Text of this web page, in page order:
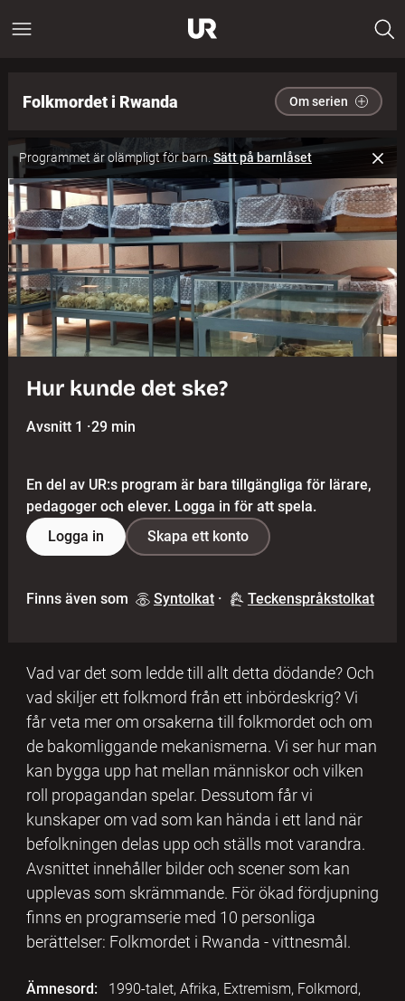
Folkmordet i Rwanda Om serien
Programmet är olämpligt för barn. Sätt på barnlåset
Hur kunde det ske?
Avsnitt 1 ·29 min
En del av UR:s program är bara tillgängliga för lärare,
pedagoger och elever. Logga in för att spela.
Logga in
Skapa ett konto
Finns även som Syntolkat · Teckenspråkstolkat
Vad var det som ledde till allt detta dödande? Och
vad skiljer ett folkmord från ett inbördeskrig? Vi
får veta mer om orsakerna till folkmordet och om
de bakomliggande mekanismerna. Vi ser hur man
kan bygga upp hat mellan människor och vilken
roll propagandan spelar. Dessutom får vi
kunskaper om vad som kan hända i ett land när
befolkningen delas upp och ställs mot varandra.
Avsnittet innehåller bilder och scener som kan
upplevas som skrämmande. För ökad fördjupning
finns en programserie med 10 personliga
berättelser: Folkmordet i Rwanda - vittnesmål.
Ämnesord:
1990-talet, Afrika, Extremism, Folkmord,